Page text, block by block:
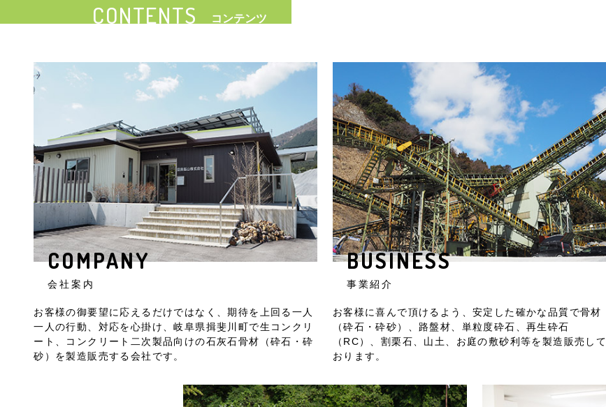
CONTENTS コンテンツ
COMPANY
会社案内
お客様の御要望に応えるだけではなく、期待を上回る一人
一人の行動、対応を心掛け、岐阜県揖斐川町で生コンクリ
ート、コンクリート二次製品向けの石灰石骨材（砕石・砕
砂）を製造販売する会社です。
BUSINESS
事業紹介
お客様に喜んで頂けるよう、安定した確かな品質で骨材
（砕石・砕砂）、路盤材、単粒度砕石、再生砕石
（RC）、割栗石、山土、お庭の敷砂利等を製造販売して
おります。